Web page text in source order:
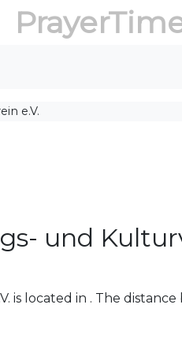
e.V.
und
is located in . The